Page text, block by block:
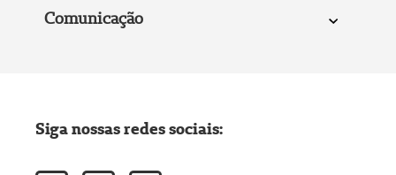
Comunicação
Siga nossas redes sociais: